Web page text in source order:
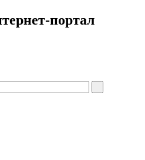
портал